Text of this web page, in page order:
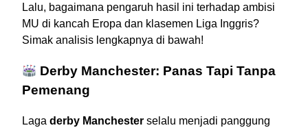
Lalu, bagaimana pengaruh hasil ini terhadap ambisi
MU di kancah Eropa dan klasemen Liga Inggris?
Simak analisis lengkapnya di bawah!
Derby Manchester: Panas Tapi Tanpa
Pemenang
Laga derby Manchester selalu menjadi panggung